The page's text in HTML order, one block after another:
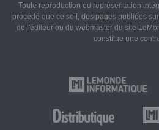
Toute reproduction ou représentation
procédé que ce soit, des pages publiées
de l'éditeur ou du webmaster du site
constitue une